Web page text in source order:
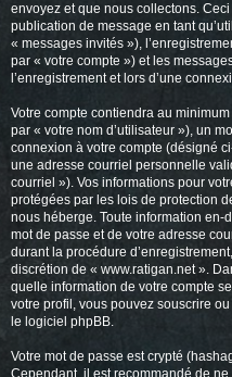
envoyez et que nous collectons.
publication de message en tant
« messages invités »),
par « votre compte ») et les
l’enregistrement et lors d’une
Votre compte contiendra au
par « votre nom d’utilisateur »), un
connexion à votre compte (désigné
une adresse courriel personnelle
courriel »). Vos informations pour
protégées par les lois de protection
nous héberge. Toute information en-
mot de passe et de votre adresse
durant la procédure
discrétion de « www.ratigan.net ».
quelle information de votre compte
votre profil, vous pouvez souscrire
le logiciel phpBB.
Votre mot de passe est crypté
Cependant, il est recommandé de